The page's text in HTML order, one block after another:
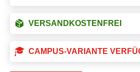
VERSANDKOSTENFREI
CAMPUS-VARIANTE